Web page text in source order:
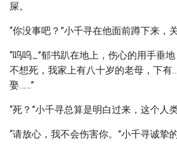
屎。
“你没事吧？”小千寻在他面前蹲下来，
“呜呜~”郁书趴在地上，伤心的用手垂
不想死，我家上有八十岁的老母，下有
娶……”
“死？”小千寻总算是明白过来，这个人
“请放心，我不会伤害你。”小千寻诚挚